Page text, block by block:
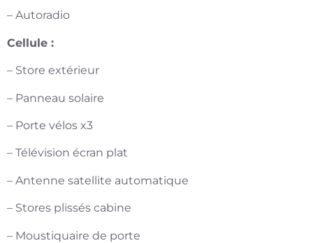
– Autoradio
Cellule :
– Store extérieur
– Panneau solaire
– Porte vélos x3
– Télévision écran plat
– Antenne satellite automatique
– Stores plissés cabine
– Moustiquaire de porte